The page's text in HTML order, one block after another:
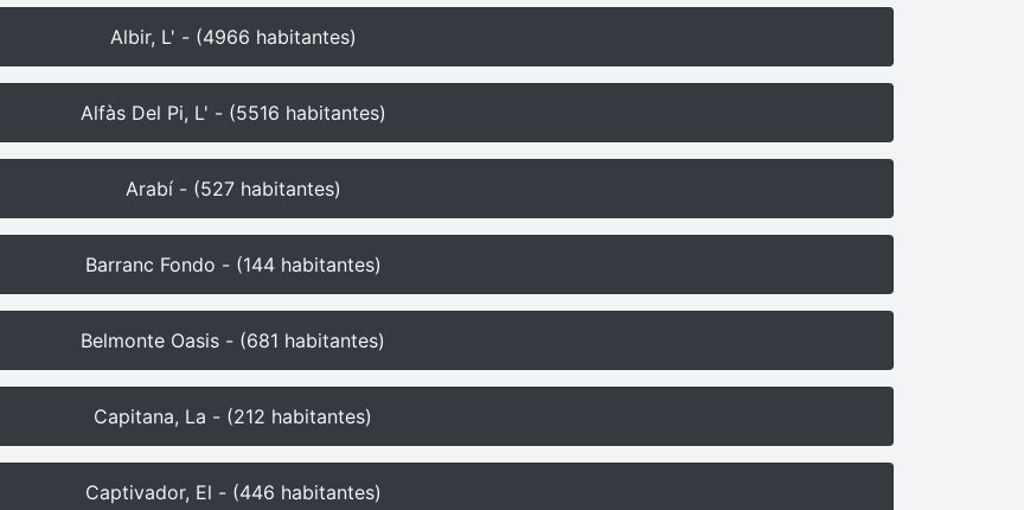
Albir, L' - (4966 habitantes)
Alfàs Del Pi, L' - (5516 habitantes)
Arabí - (527 habitantes)
Barranc Fondo - (144 habitantes)
Belmonte Oasis - (681 habitantes)
Capitana, La - (212 habitantes)
Captivador, El - (446 habitantes)